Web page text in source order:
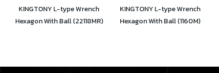
KINGTONY L-type Wrench
Hexagon With Ball (22118MR)
KINGTONY L-type Wrench
Hexagon With Ball (1160M)